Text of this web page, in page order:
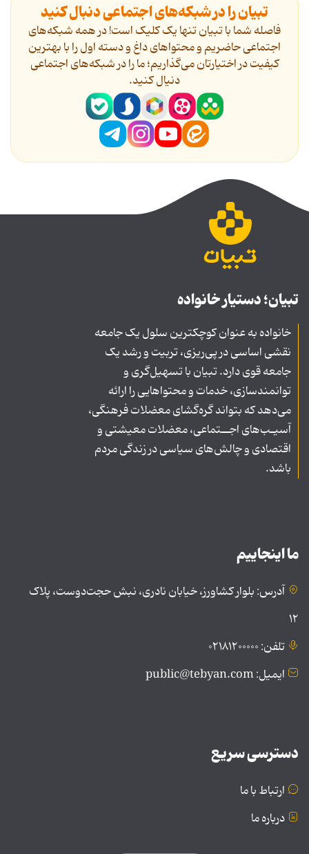
تبیان را در شبکه‌های اجتماعی دنبال کنید
فاصله شما با تبیان تنها یک کلیک است! در همه شبکه‌های
اجتماعی حاضریم و محتواهای داغ و دسته اول را با بهترین
کیفیت در اختیارتان می‌گذاریم؛ ما را در شبکه‌های اجتماعی
دنیال کنید.
تبیان؛ دستیار خانواده
خانواده به عنوان کوچکترین سلول یک جامعه
نقشی اساسی در پی‌ریزی، تربیت و رشد یک
جامعه قوی دارد. تبیان با تسهیل‌گری و
توانمندسازی، خدمات و محتواهایی را ارائه
می‌دهد که بتواند گره‌گشای معضلات فرهنگی،
آسیـب‌های اجــتماعی، معضلات معیشتی و
اقتصادی و چالش‌های سیاسی در زندگی مردم
باشد.
ما اینجاییم
آدرس: بلوار کشاورز، خیابان نادری، نبش حجت‌دوست، پلاک
۱۲
تلفن: ۰۲۱۸۱۲۰۰۰۰۰
ایمیل: public@tebyan.com
دسترسی سریع
ارتباط با ما
درباره ما